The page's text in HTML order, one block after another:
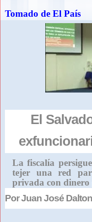
Tomado de El País
El
La fiscalía
tejer una red
privada con dinero
Por Juan José Dalton